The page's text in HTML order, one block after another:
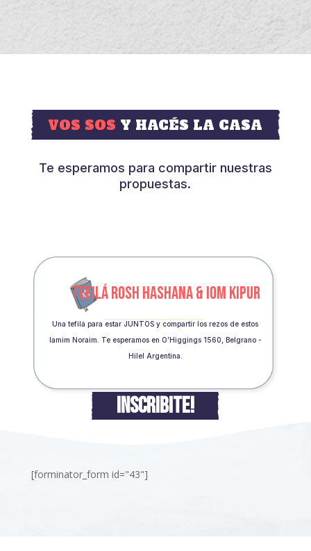
VOS SOS Y HACÉS LA CASA
Te esperamos para compartir nuestras
propuestas.
TEFILÁ ROSH HASHANA & IOM KIPUR
Una tefilá para estar JUNTOS y compartir los rezos de estos
Iamim Noraim. Te esperamos en O’Higgings 1560, Belgrano -
Hilel Argentina.
INSCRIBITE!
[forminator_form id="43"]